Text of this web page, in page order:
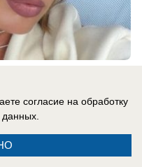
согласие на обработку
данных.